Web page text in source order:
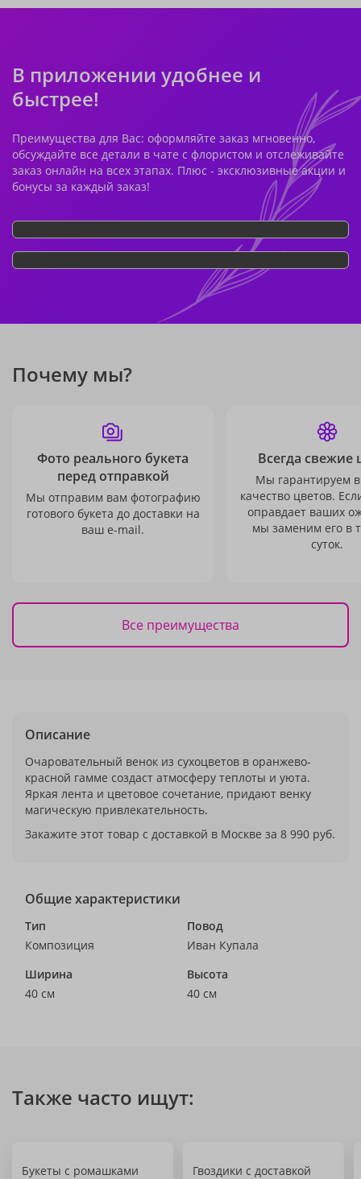
В приложении удобнее и
быстрее!
Преимущества для Вас: оформляйте заказ мгновенно,
обсуждайте все детали в чате с флористом и отслеживайте
заказ онлайн на всех этапах. Плюс - эксклюзивные акции и
бонусы за каждый заказ!
Почему мы?
Фото реального букета
перед отправкой
Мы отправим вам фотографию
готового букета до доставки на
ваш e-mail.
Всегда свежие
Мы гарантируем
качество цветов.
оправдает ваших
мы заменим его в
суток.
Все преимущества
Описание
Очаровательный венок из сухоцветов в оранжево-
красной гамме создаст атмосферу теплоты и уюта.
Яркая лента и цветовое сочетание, придают венку
магическую привлекательность.
Закажите этот товар с доставкой в Москве за 8 990 руб.
Общие характеристики
Тип
Композиция
Повод
Иван Купала
Ширина
40 см
Высота
40 см
Также часто ищут:
Букеты с ромашками Гвоздики с доставкой